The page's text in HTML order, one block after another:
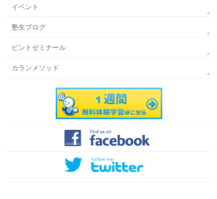
イベント
塾生ブログ
ピントゼミナール
カランメソッド